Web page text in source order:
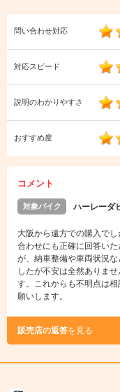
問い合わせ対応
対応スピード
説明のわかりやすさ
おすすめ度
コメント
対象バイク ハーレー
大阪から遠方での購入で
合わせにも正確に回答い
が、納車整備や車両状況
したが不安は全然ありま
す。これからも不明点は
願いします。
販売店の返答を見る